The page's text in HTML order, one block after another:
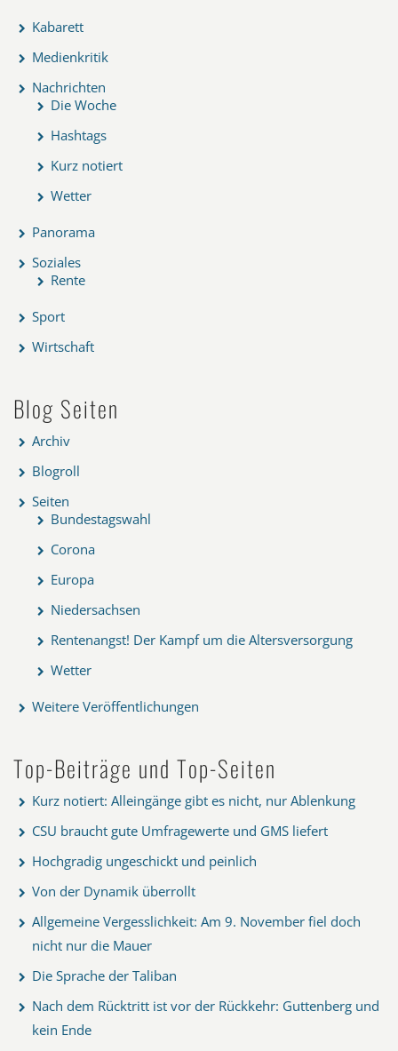
Kabarett
Medienkritik
Nachrichten
Die Woche
Hashtags
Kurz notiert
Wetter
Panorama
Soziales
Rente
Sport
Wirtschaft
Blog Seiten
Archiv
Blogroll
Seiten
Bundestagswahl
Corona
Europa
Niedersachsen
Rentenangst! Der Kampf um die Altersversorgung
Wetter
Weitere Veröffentlichungen
Top-Beiträge und Top-Seiten
Kurz notiert: Alleingänge gibt es nicht, nur Ablenkung
CSU braucht gute Umfragewerte und GMS liefert
Hochgradig ungeschickt und peinlich
Von der Dynamik überrollt
Allgemeine Vergesslichkeit: Am 9. November fiel doch
nicht nur die Mauer
Die Sprache der Taliban
Nach dem Rücktritt ist vor der Rückkehr: Guttenberg und
kein Ende